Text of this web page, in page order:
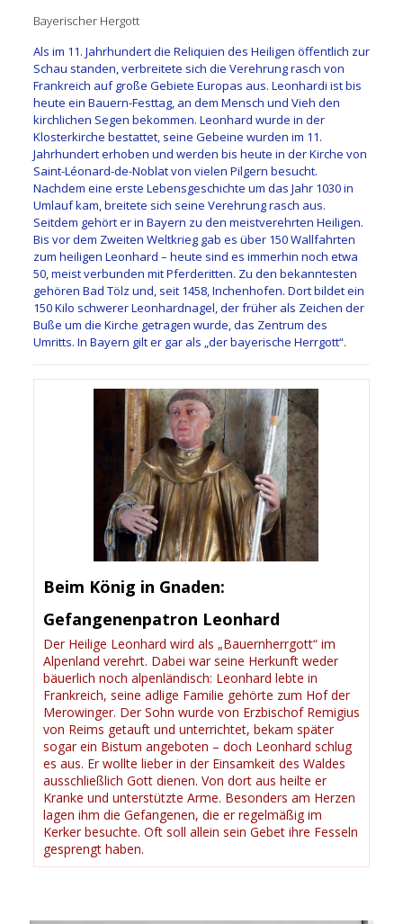
Bayerischer Hergott
Als im 11. Jahrhundert die Reliquien des Heiligen öffentlich zur
Schau standen, verbreitete sich die Verehrung rasch von
Frankreich auf große Gebiete Europas aus. Leonhardi ist bis
heute ein Bauern-Festtag, an dem Mensch und Vieh den
kirchlichen Segen bekommen. Leonhard wurde in der
Klosterkirche bestattet, seine Gebeine wurden im 11.
Jahrhundert erhoben und werden bis heute in der Kirche von
Saint-Léonard-de-Noblat von vielen Pilgern besucht.
Nachdem eine erste Lebensgeschichte um das Jahr 1030 in
Umlauf kam, breitete sich seine Verehrung rasch aus.
Seitdem gehört er in Bayern zu den meistverehrten Heiligen.
Bis vor dem Zweiten Weltkrieg gab es über 150 Wallfahrten
zum heiligen Leonhard – heute sind es immerhin noch etwa
50, meist verbunden mit Pferderitten. Zu den bekanntesten
gehören Bad Tölz und, seit 1458, Inchenhofen. Dort bildet ein
150 Kilo schwerer Leonhardnagel, der früher als Zeichen der
Buße um die Kirche getragen wurde, das Zentrum des
Umritts. In Bayern gilt er gar als „der bayerische Herrgott“.
Beim König in Gnaden:
Gefangenenpatron Leonhard
Der Heilige Leonhard wird als „Bauernherrgott“ im
Alpenland verehrt. Dabei war seine Herkunft weder
bäuerlich noch alpenländisch: Leonhard lebte in
Frankreich, seine adlige Familie gehörte zum Hof der
Merowinger. Der Sohn wurde von Erzbischof Remigius
von Reims getauft und unterrichtet, bekam später
sogar ein Bistum angeboten – doch Leonhard schlug
es aus. Er wollte lieber in der Einsamkeit des Waldes
ausschließlich Gott dienen. Von dort aus heilte er
Kranke und unterstützte Arme. Besonders am Herzen
lagen ihm die Gefangenen, die er regelmäßig im
Kerker besuchte. Oft soll allein sein Gebet ihre Fesseln
gesprengt haben.